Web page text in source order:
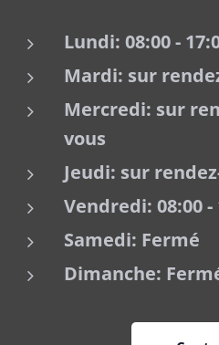
Lundi: 08:00 -
Mardi: sur
Mercredi: sur
vous
Jeudi: sur
Vendredi: 08:00 -
Samedi: Fermé
Dimanche: